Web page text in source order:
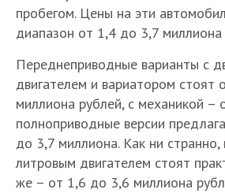
пробегом. Цены на эти
диапазон от 1,4 до 3,7 миллиона
Переднеприводные варианты с
двигателем и вариатором стоят
миллиона рублей, с механикой –
полноприводные версии
до 3,7 миллиона. Как ни странно,
литровым двигателем стоят
же – от 1,6 до 3,6 миллиона